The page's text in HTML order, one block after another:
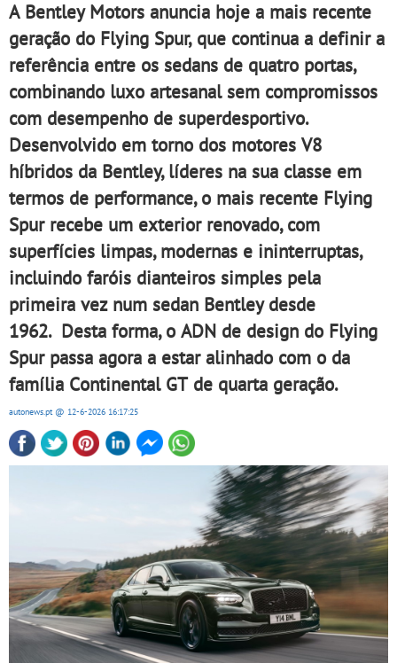
A Bentley Motors anuncia hoje a mais recente
geração do Flying Spur, que continua a definir a
referência entre os sedans de quatro portas,
combinando luxo artesanal sem compromissos
com desempenho de superdesportivo.
Desenvolvido em torno dos motores V8
híbridos da Bentley, líderes na sua classe em
termos de performance, o mais recente Flying
Spur recebe um exterior renovado, com
superfícies limpas, modernas e ininterruptas,
incluindo faróis dianteiros simples pela
primeira vez num sedan Bentley desde
1962. Desta forma, o ADN de design do Flying
Spur passa agora a estar alinhado com o da
família Continental GT de quarta geração.
autonews.pt @ 12-6-2026 16:17:25